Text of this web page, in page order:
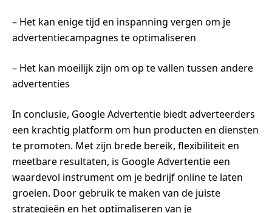
– Het kan enige tijd en inspanning vergen om je
advertentiecampagnes te optimaliseren
– Het kan moeilijk zijn om op te vallen tussen andere
advertenties
In conclusie, Google Advertentie biedt adverteerders
een krachtig platform om hun producten en diensten
te promoten. Met zijn brede bereik, flexibiliteit en
meetbare resultaten, is Google Advertentie een
waardevol instrument om je bedrijf online te laten
groeien. Door gebruik te maken van de juiste
strategieën en het optimaliseren van je